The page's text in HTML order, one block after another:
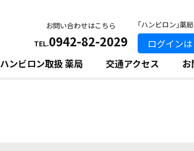
お問い合わせはこちら
TEL.0942-82-2029
｢ハンビロン｣薬
ログイン
ハンビロン取扱 薬局 交通アクセス お